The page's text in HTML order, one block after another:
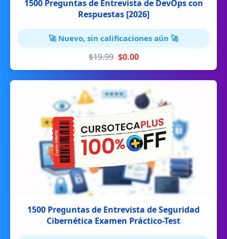
1500 Preguntas de Entrevista de DevOps con
Respuestas [2026]
🚀 Nuevo, sin calificaciones aún 🚀
$19.99 $0.00
1500 Preguntas de Entrevista de Seguridad
Cibernética Examen Práctico-Test